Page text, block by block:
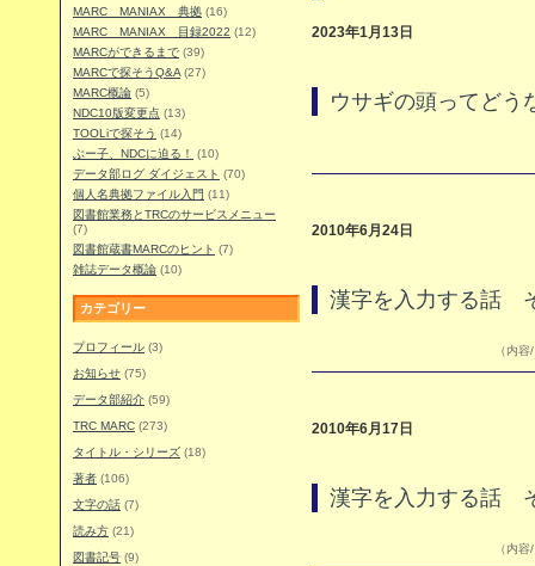
MARC MANIAX 典拠 (16)
MARC MANIAX 目録2022 (12)
MARCができるまで (39)
MARCで探そうQ&A (27)
MARC概論 (5)
NDC10版変更点 (13)
TOOLiで探そう (14)
ぶー子、NDCに迫る！
(10)
データ部ログ ダイジェスト (70)
個人名典拠ファイル入門 (11)
図書館業務とTRCのサービスメニュー
(7)
図書館蔵書MARCのヒント (7)
雑誌データ概論 (10)
カテゴリー
プロフィール (3)
お知らせ (75)
データ部紹介 (59)
TRC MARC (273)
タイトル・シリーズ (18)
著者 (106)
文字の話 (7)
読み方 (21)
図書記号 (9)
2023年1月13日
ウサギの頭ってどう
2010年6月24日
漢字を入力する話
（内
2010年6月17日
漢字を入力する話
（内